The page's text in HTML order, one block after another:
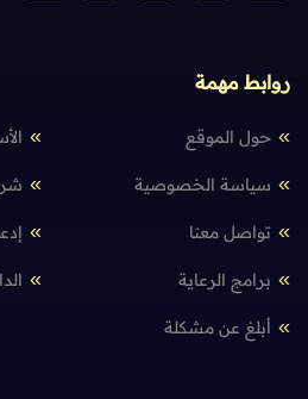
روابط مهمة
حول الموقع
سياسة الخصوصية
تواصل معنا
برامج الرعاية
أبلغ عن مشكلة